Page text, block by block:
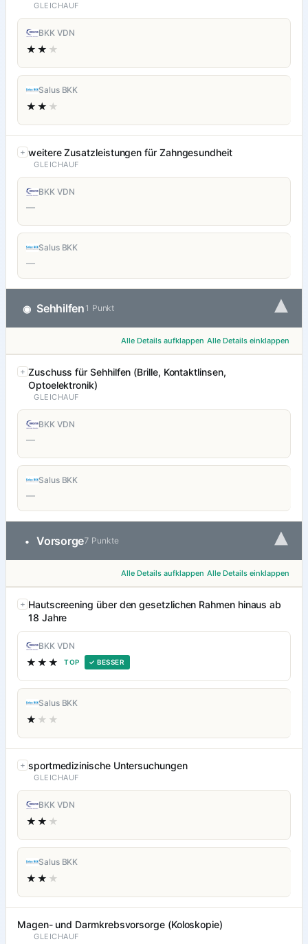
GLEICHAUF
BKK VDN
★★ ★
Salus BKK
★★ ★
weitere Zusatzleistungen für Zahngesundheit
GLEICHAUF
BKK VDN
—
Salus BKK
—
◉ Sehhilfen 1 Punkt ▾
Alle Details aufklappen Alle Details einklappen
Zuschuss für Sehhilfen (Brille, Kontaktlinsen,
Optoelektronik)
GLEICHAUF
BKK VDN
—
Salus BKK
—
• Vorsorge7 Punkte ▾
Alle Details aufklappen Alle Details einklappen
Hautscreening über den gesetzlichen Rahmen hinaus ab
18 Jahre
BKK VDN
★★★ TOP ✓ BESSER
Salus BKK
★ ★★
sportmedizinische Untersuchungen
GLEICHAUF
BKK VDN
★★ ★
Salus BKK
★★ ★
Magen- und Darmkrebsvorsorge (Koloskopie)
GLEICHAUF